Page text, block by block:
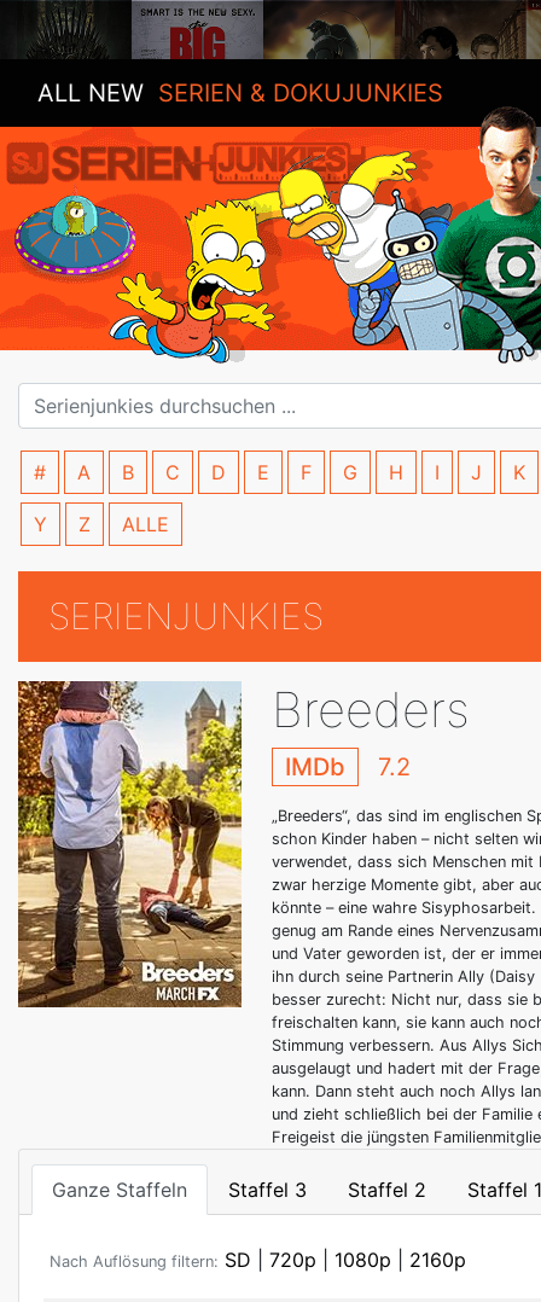
ALL NEW SERIEN & DOKUJUNKIES
# A B C D E F G H I J K
Y Z ALLE
SERIENJUNKIES
Breeders
IMDb 7.2
„Breeders“, das sind im englischen
schon Kinder haben – nicht selten
verwendet, dass sich Menschen
zwar herzige Momente gibt, aber
könnte – eine wahre
genug am Rande eines
und Vater geworden ist, der er
ihn durch seine Partnerin Ally
besser zurecht: Nicht nur, dass sie
freischalten kann, sie kann auch
Stimmung verbessern. Aus Allys
ausgelaugt und hadert mit der
kann. Dann steht auch noch Allys
und zieht schließlich bei der
Freigeist die jüngsten
Ganze Staffeln Staffel 3 Staffel 2 Staffel 1
Nach Auflösung filtern: SD 720p 1080p 2160p